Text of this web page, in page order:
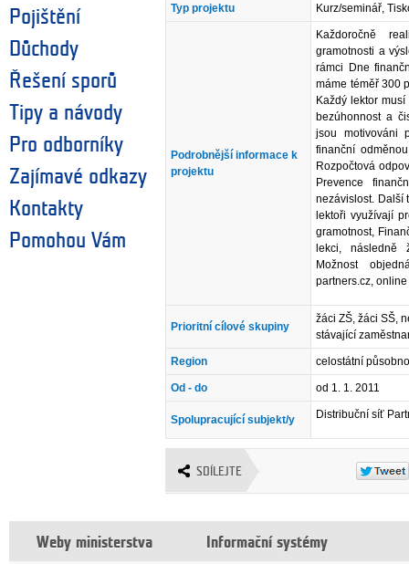
Pojištění
Důchody
Řešení sporů
Tipy a návody
Pro odborníky
Zajímavé odkazy
Kontakty
Pomohou Vám
Typ projektu Kurz/seminář,
Podrobnější informace k
projektu
Každoročně
gramotnosti a
rámci Dne
máme téměř 300
Každý lektor
bezúhonnost a
jsou motivováni
finanční
Rozpočtová
Prevence
nezávislost. Další
lektoři využívají
gramotnost,
lekci, následně
Možnost
partners.cz,
Prioritní cílové skupiny
žáci ZŠ, žáci SŠ,
stávající
Region celostátní
Od - do od 1. 1. 2011
Spolupracující subjekt/y Distribuční síť
SDÍLEJTE
Weby ministerstva Informační systémy